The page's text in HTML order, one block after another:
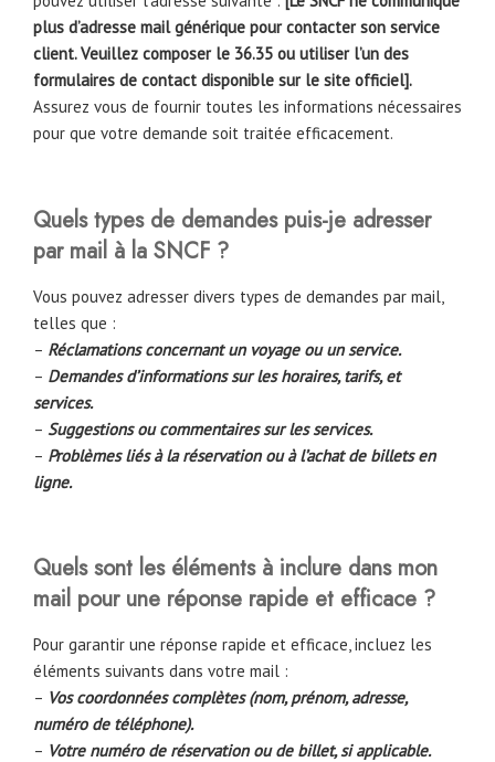
plus d’adresse mail générique pour contacter son service
client. Veuillez composer le 36.35 ou utiliser l’un des
formulaires de contact disponible sur le site officiel].
Assurez vous de fournir toutes les informations nécessaires
pour que votre demande soit traitée efficacement.
Quels types de demandes puis-je adresser
par mail à la SNCF ?
Vous pouvez adresser divers types de demandes par mail,
telles que :
– Réclamations concernant un voyage ou un service.
– Demandes d’informations sur les horaires, tarifs, et
services.
– Suggestions ou commentaires sur les services.
– Problèmes liés à la réservation ou à l’achat de billets en
ligne.
Quels sont les éléments à inclure dans mon
mail pour une réponse rapide et efficace ?
Pour garantir une réponse rapide et efficace, incluez les
éléments suivants dans votre mail :
– Vos coordonnées complètes (nom, prénom, adresse,
numéro de téléphone).
– Votre numéro de réservation ou de billet, si applicable.